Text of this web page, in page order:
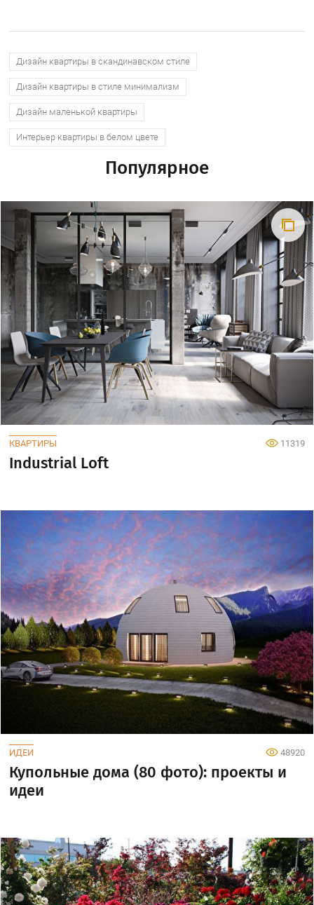
Дизайн квартиры в скандинавском стиле
Дизайн квартиры в стиле минимализм
Дизайн маленькой квартиры
Интерьер квартиры в белом цвете
Популярное
КВАРТИРЫ 11319
Industrial Loft
ИДЕИ 48920
Купольные дома (80 фото): проекты и
идеи